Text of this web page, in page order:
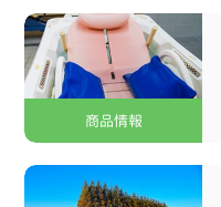
商品情報